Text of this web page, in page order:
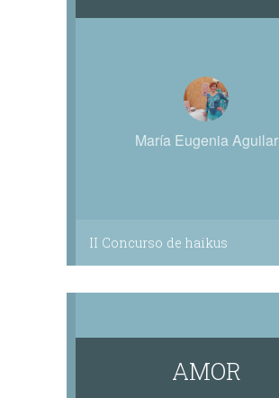
María Eugenia Aguilar
II Concurso de haikus
AMOR